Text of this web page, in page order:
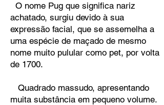
O nome Pug que significa nariz
achatado, surgiu devido à sua
expressão facial, que se assemelha a
uma espécie de maçado de mesmo
nome muito pulular como pet, por volta
de 1700.
Quadrado massudo, apresentando
muita substância em pequeno volume.